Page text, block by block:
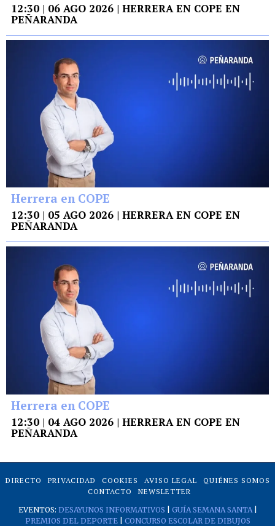
12:30 | 06 AGO 2026 | HERRERA EN COPE EN
PEÑARANDA
Herrera en COPE
12:30 | 05 AGO 2026 | HERRERA EN COPE EN
PEÑARANDA
Herrera en COPE
12:30 | 04 AGO 2026 | HERRERA EN COPE EN
PEÑARANDA
DIRECTO PRIVACIDAD COOKIES AVISO LEGAL
QUIÉNES SOMOS
CONTACTO
NEWSLETTER
EVENTOS: DESAYUNOS INFORMATIVOS GUÍA SEMANA SANTA|
PREMIOS DEL DEPORTE| CONCURSO ESCOLAR DE DIBUJOS